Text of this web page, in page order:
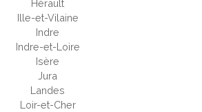
Hérault
Ille-et-Vilaine
Indre
Indre-et-Loire
Isère
Jura
Landes
Loir-et-Cher